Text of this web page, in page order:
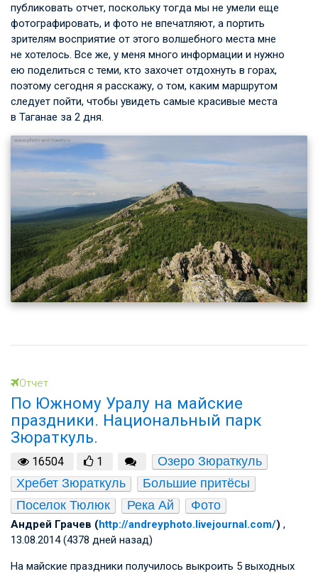
публиковать отчет, поскольку тогда мы не умели еще
фотографировать, и фото не впечатляют, а портить
зрителям восприятие от этого волшебного места мне
не хотелось. Все же, у меня много информации и нужно
ею поделиться с теми, кто захочет отдохнуть в горах,
поэтому сегодня я расскажу, о том, каким маршрутом
следует пойти, чтобы увидеть самые красивые места
в Таганае за 2 дня.
Отчет
По Южному Уралу на майские
праздники. Национальный парк
Зюраткуль.
16504 1
Озеро Зюраткуль
Хребет Зюраткуль
Большие притёсы
Поселок Тюлюк
Река Ай Фото
Андрей Грачев (http://andreyphoto.livejournal.com/) ,
13.08.2014 (4378 дней назад)
На майские праздники получилось выкроить 5 выходных